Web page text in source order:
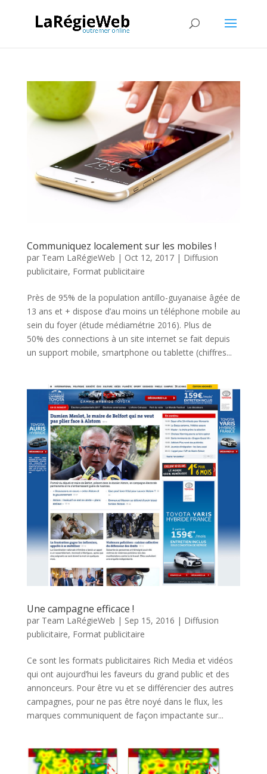
Communiquez localement sur les mobiles !
par Team LaRégieWeb | Oct 12, 2017| Diffusion
publicitaire, Format publicitaire
Près de 95% de la population antillo-guyanaise âgée de
13 ans et + dispose d’au moins un téléphone mobile au
sein du foyer (étude médiamétrie 2016). Plus de
50% des connections à un site internet se fait depuis
un support mobile, smartphone ou tablette (chiffres...
Une campagne efficace !
par Team LaRégieWeb | Sep 15, 2016 | Diffusion
publicitaire, Format publicitaire
Ce sont les formats publicitaires Rich Media et vidéos
qui ont aujourd’hui les faveurs du grand public et des
annonceurs. Pour être vu et se différencier des autres
campagnes, pour ne pas être noyé dans le flux, les
marques communiquent de façon impactante sur...